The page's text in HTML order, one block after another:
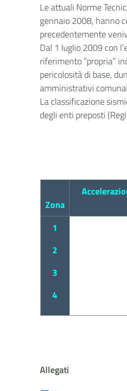
Le attuali Norme
gennaio 2008, hanno
precedentemente
Dal 1 luglio 2009 con
riferimento “propria”
pericolosità di base,
amministrativi
La classificazione
degli enti preposti
Zona
1
2
3
4
Allegati